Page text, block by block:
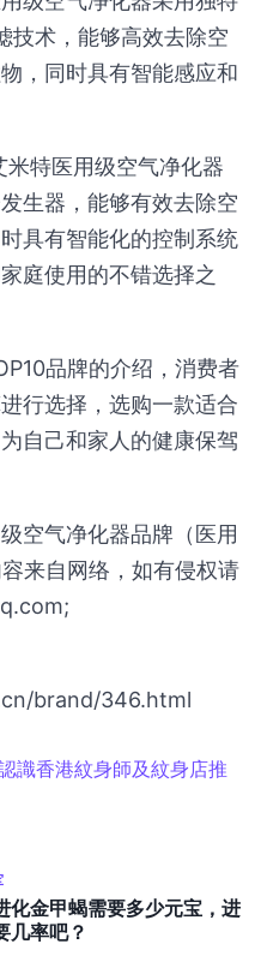
技术，能够高效去除空
，同时具有智能感应和
特医用级空气净化器
生器，能够有效去除空
具有智能化的控制系统
庭使用的不错选择之
品牌的介绍，消费者
行选择，选购一款适合
自己和家人的健康保驾
空气净化器品牌（医用
来自网络，如有侵权请
brand/346.html
識香港紋身師及紋身店推
化金甲蝎需要多少元宝，进
几率吧？